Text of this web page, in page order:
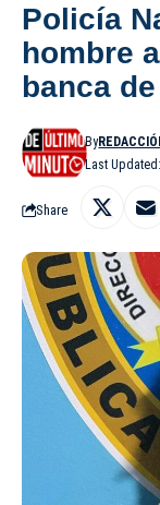
Policía
hombre
banca
Last
By
Share